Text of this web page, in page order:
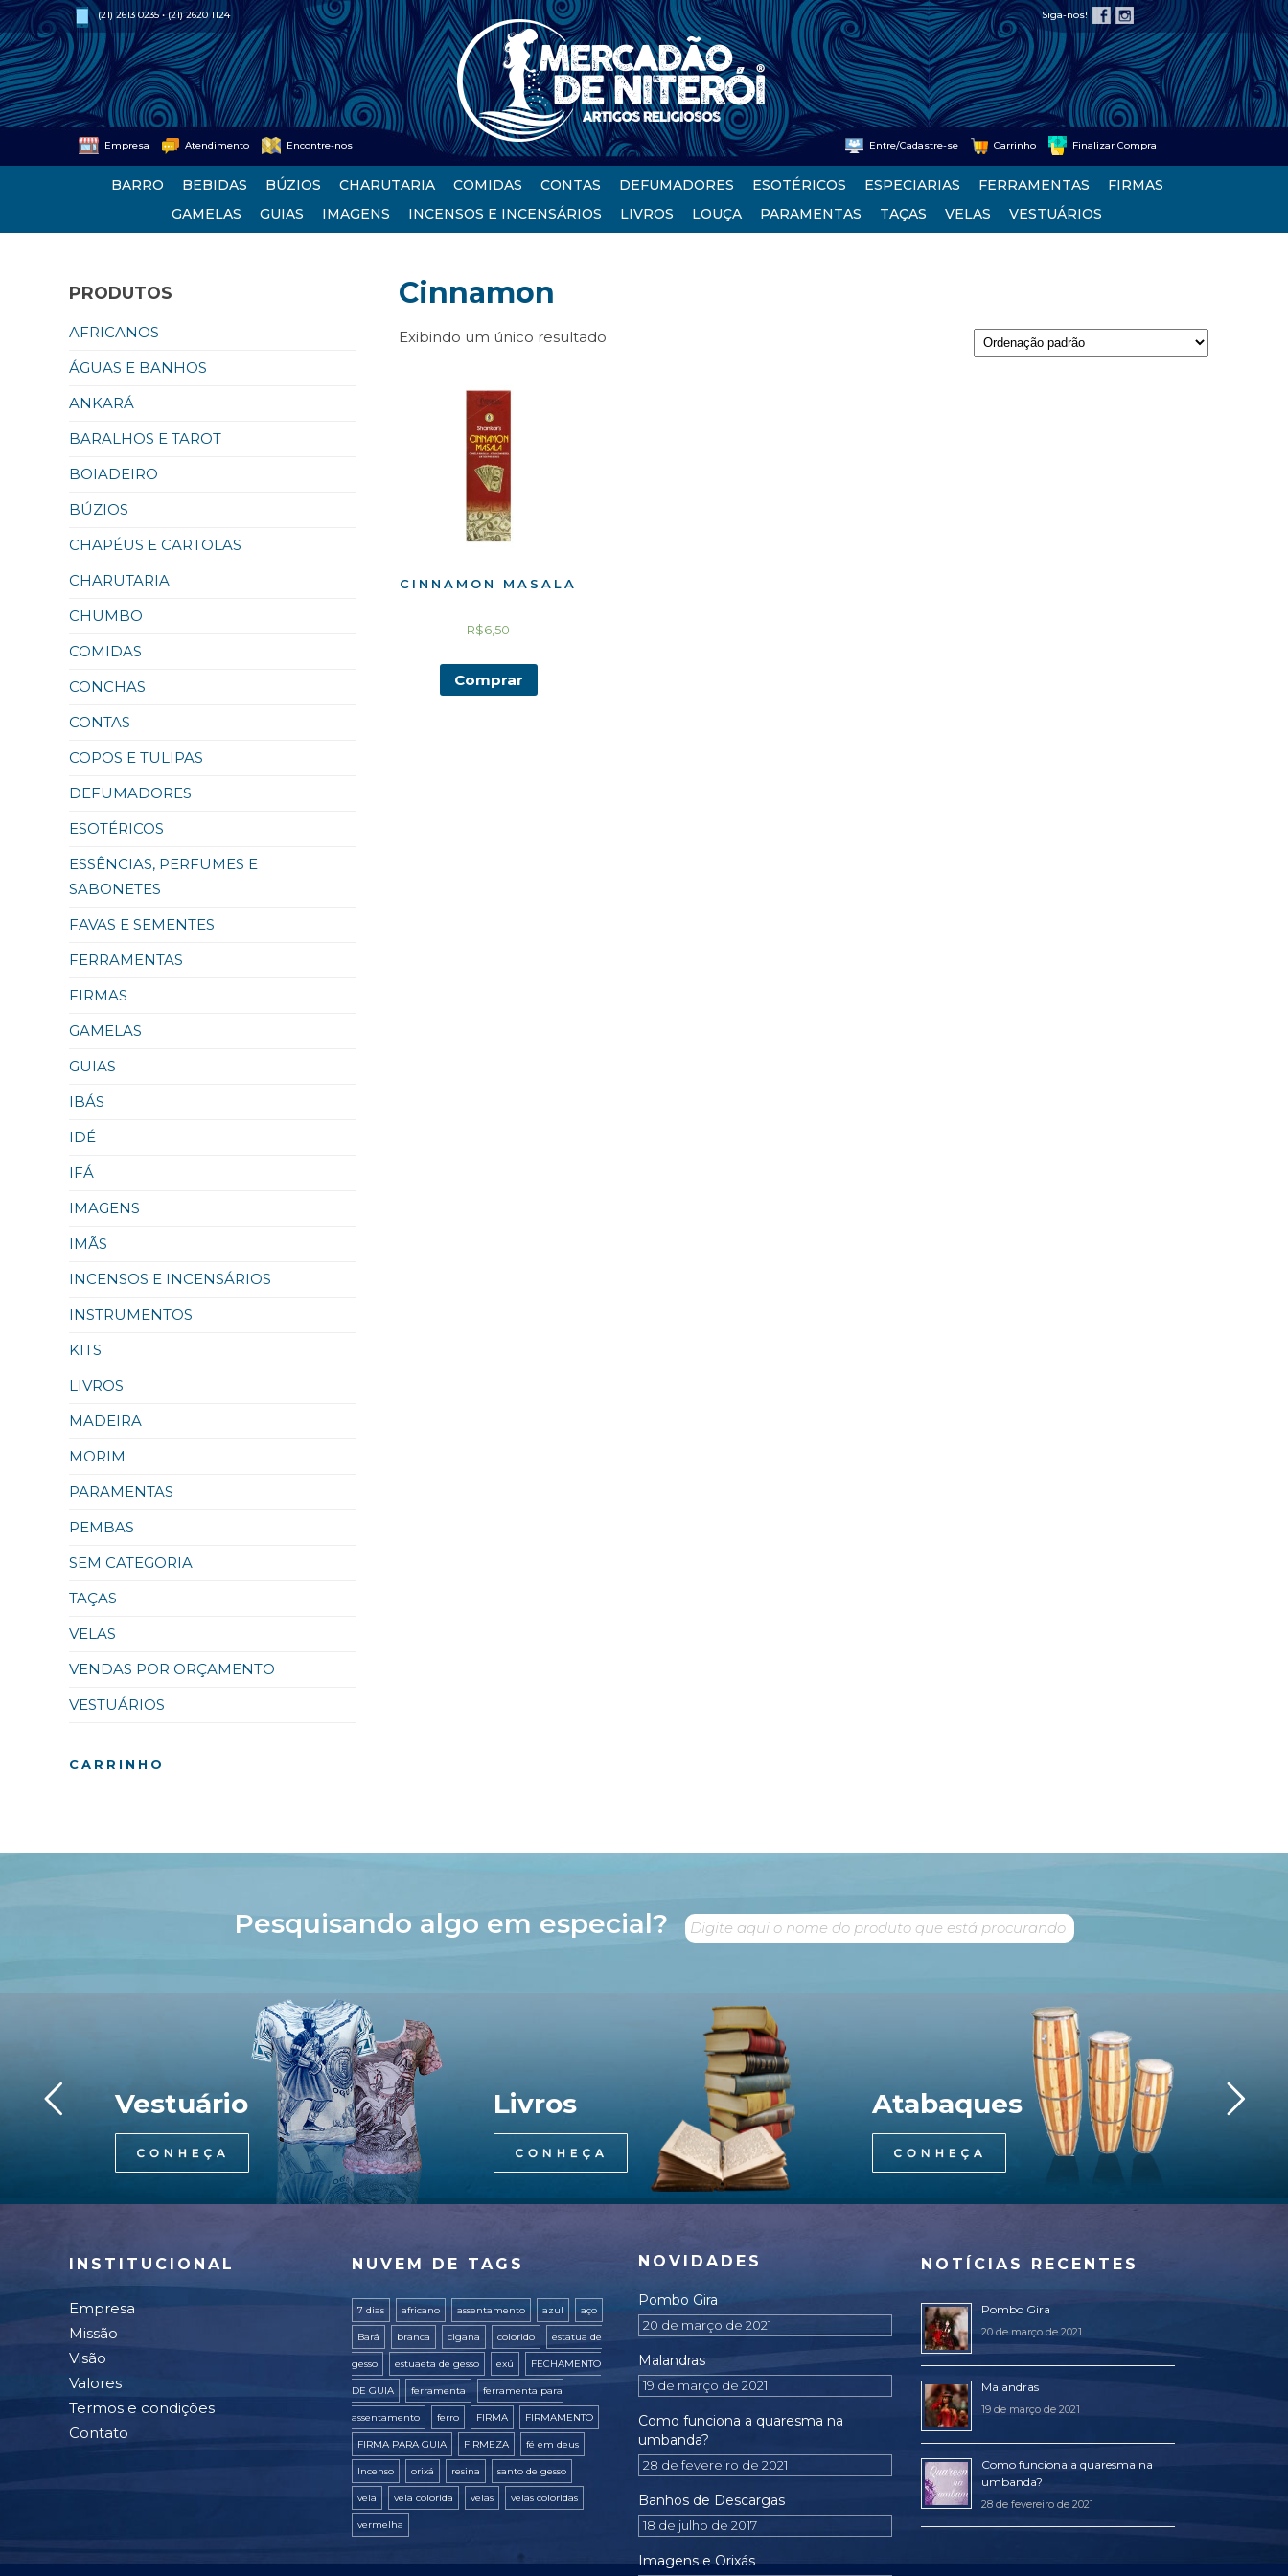
(21) 2613 0235 • (21) 2620 1124 Siga-nos!
Empresa Atendimento Encontre-nos Entre/Cadastre-se Carrinho Finalizar Compra
BARRO BEBIDAS BÚZIOS CHARUTARIA COMIDAS CONTAS DEFUMADORES ESOTÉRICOS ESPECIARIAS FERRAMENTAS
FIRMAS
GAMELAS
GUIAS IMAGENS INCENSOS E INCENSÁRIOS LIVROS LOUÇA PARAMENTAS TAÇAS VELAS VESTUÁRIOS
PRODUTOS
AFRICANOS
ÁGUAS E BANHOS
ANKARÁ
BARALHOS E TAROT
BOIADEIRO
BÚZIOS
CHAPÉUS E CARTOLAS
CHARUTARIA
CHUMBO
COMIDAS
CONCHAS
CONTAS
COPOS E TULIPAS
DEFUMADORES
ESOTÉRICOS
ESSÊNCIAS, PERFUMES E
SABONETES
FAVAS E SEMENTES
FERRAMENTAS
FIRMAS
GAMELAS
GUIAS
IBÁS
IDÉ
IFÁ
IMAGENS
IMÃS
INCENSOS E INCENSÁRIOS
INSTRUMENTOS
KITS
LIVROS
MADEIRA
MORIM
PARAMENTAS
PEMBAS
SEM CATEGORIA
TAÇAS
VELAS
VENDAS POR ORÇAMENTO
VESTUÁRIOS
CARRINHO
Cinnamon
Exibindo um único resultado
CINNAMON MASALA
R$6,50
Comprar
Pesquisando algo em especial?
Livros Atabaques
Vestuário
INSTITUCIONAL
Empresa
Missão
Visão
Valores
Termos e condições
Contato
NUVEM DE TAGS
7 dias africano assentamento azul aço
Bará branca cigana colorido estatua de
gesso estuaeta de gesso exú FECHAMENTO
DE GUIA ferramenta ferramenta para
assentamento ferro FIRMA FIRMAMENTO
FIRMA PARA GUIA FIRMEZA fé em deus
Incenso orixá resina santo de gesso
vela vela colorida velas velas coloridas
vermelha
NOVIDADES
Pombo Gira
20 de março de 2021
Malandras
19 de março de 2021
Como funciona a quaresma na
umbanda?
28 de fevereiro de 2021
Banhos de Descargas
18 de julho de 2017
Imagens e Orixás
NOTÍCIAS RECENTES
Pombo Gira
20 de março de 2021
Malandras
19 de março de 2021
Como funciona a quaresma na
umbanda?
28 de fevereiro de 2021